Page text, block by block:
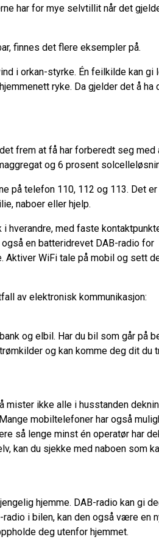
har for mye selvtillit når det
finnes det flere eksempler på.
i orkan-styrke. Én feilkilde kan gi
ryke. Da gjelder det å ha
frem at få har forberedt seg med
og 6 prosent
på telefon 110, 112 og 113. Det
naboer eller hjelp.
hverandre, med faste
en batteridrevet DAB-radio for
WiFi tale på mobil og sett
av elektronisk kommunikasjon:
og elbil. Har du bil som går på
og kan komme deg dit du
mister ikke alle i husstanden
mobiltelefoner har også
så lenge minst én operatør har
kan du sjekke med naboen som
hjemme. DAB-radio kan gi
i bilen, kan den også være en
deg utenfor hjemmet.